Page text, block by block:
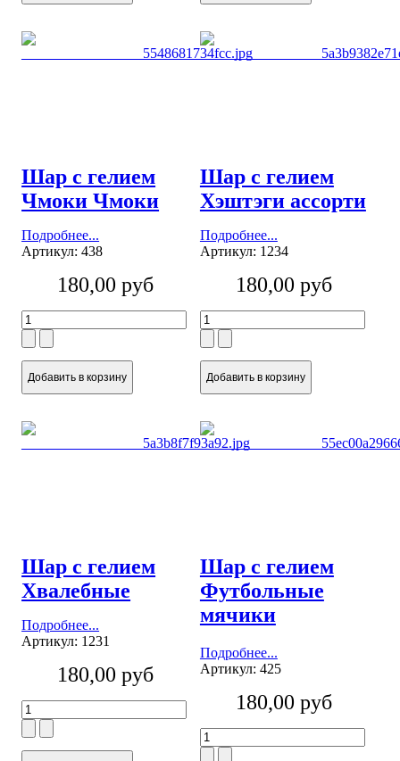
Шар с гелием
Чмоки Чмоки
Подробнее...
Артикул: 438
180,00 руб
Шар с гелием
Хэштэги ассорти
Подробнее...
Артикул: 1234
180,00 руб
Шар с гелием
Хвалебные
Подробнее...
Артикул: 1231
180,00 руб
Шар с гелием
Футбольные
мячики
Подробнее...
Артикул: 425
180,00 руб